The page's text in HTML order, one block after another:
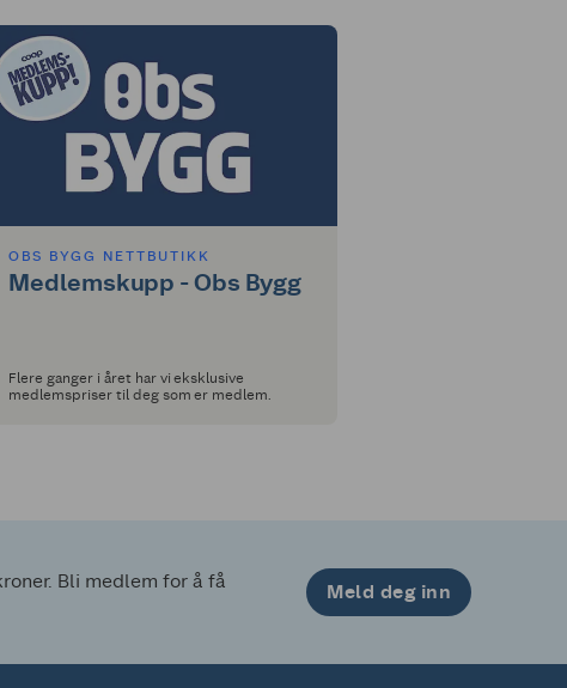
OBS BYGG NETTBUTIKK
Medlemskupp - Obs Bygg
Flere ganger i året har vi eksklusive
medlemspriser til deg som er medlem.
Bli medlem for å få
Meld deg inn